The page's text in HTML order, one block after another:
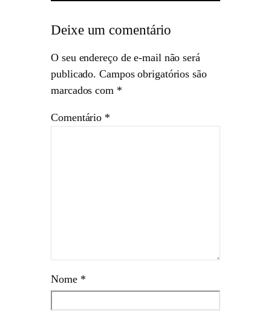
Deixe um comentário
O seu endereço de e-mail não será
publicado. Campos obrigatórios são
marcados com *
Comentário *
Nome *